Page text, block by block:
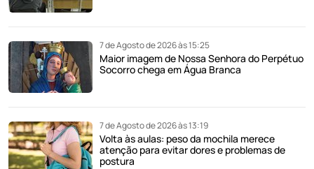
7 de Agosto de 2026 às 15:25
Maior imagem de Nossa Senhora do Perpétuo
Socorro chega em Água Branca
7 de Agosto de 2026 às 13:19
Volta às aulas: peso da mochila merece
atenção para evitar dores e problemas de
postura